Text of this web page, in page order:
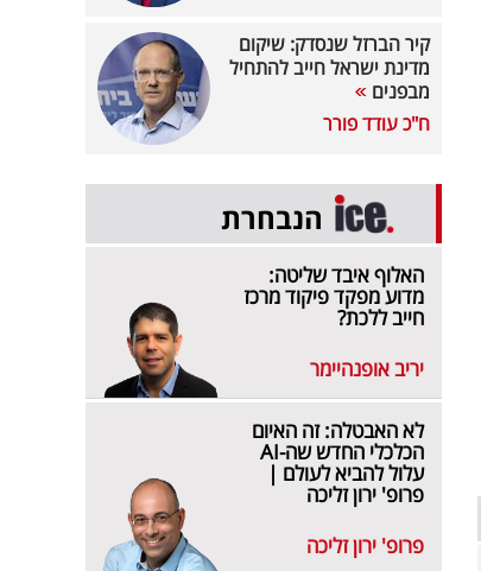
קיר הברזל שנסדק: שיקום
מדינת ישראל חייב להתחיל
מבפנים
ח"כ עודד פורר
הנבחרת
האלוף איבד שליטה:
מדוע מפקד פיקוד מרכז
חייב ללכת?
יריב אופנהיימר
לא האבטלה: זה האיום
הכלכלי החדש שה-AI
עלול להביא לעולם |
פרופ' ירון זליכה
פרופ' ירון זליכה